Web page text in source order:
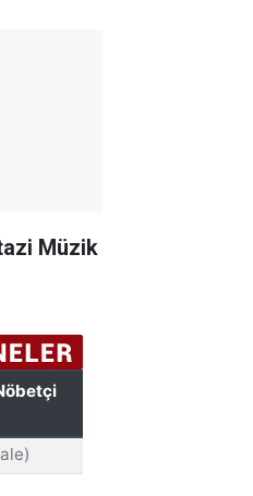
Müzik